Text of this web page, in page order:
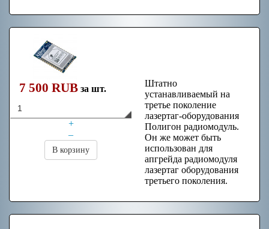
7 500 RUB за шт.
+
–
В корзину
Штатно
устанавливаемый на
третье поколение
лазертаг-оборудования
Полигон радиомодуль.
Он же может быть
использован для
апгрейда радиомодуля
лазертаг оборудования
третьего поколения.